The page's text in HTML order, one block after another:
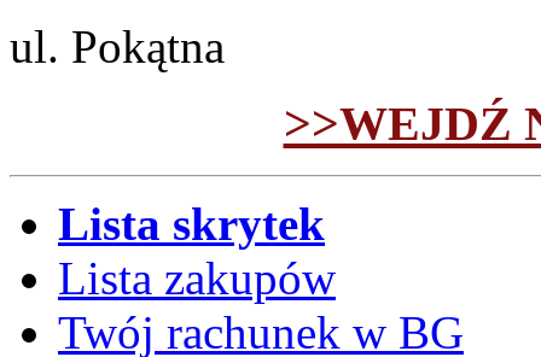
ul. Pokątna
>>WEJDŹ
Lista skrytek
Lista zakupów
Twój rachunek w BG